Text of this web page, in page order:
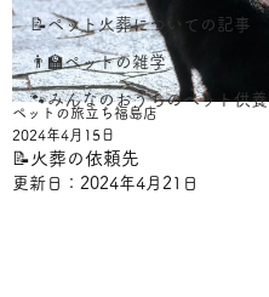
📝ペット火葬についての記事
👨‍🏫ペットの雑学
🐾みんなのおうちのペット供養
📝火葬の依頼先
ペットの旅立ち福島店
2024年4月15日
更新日： 2024年4月21日